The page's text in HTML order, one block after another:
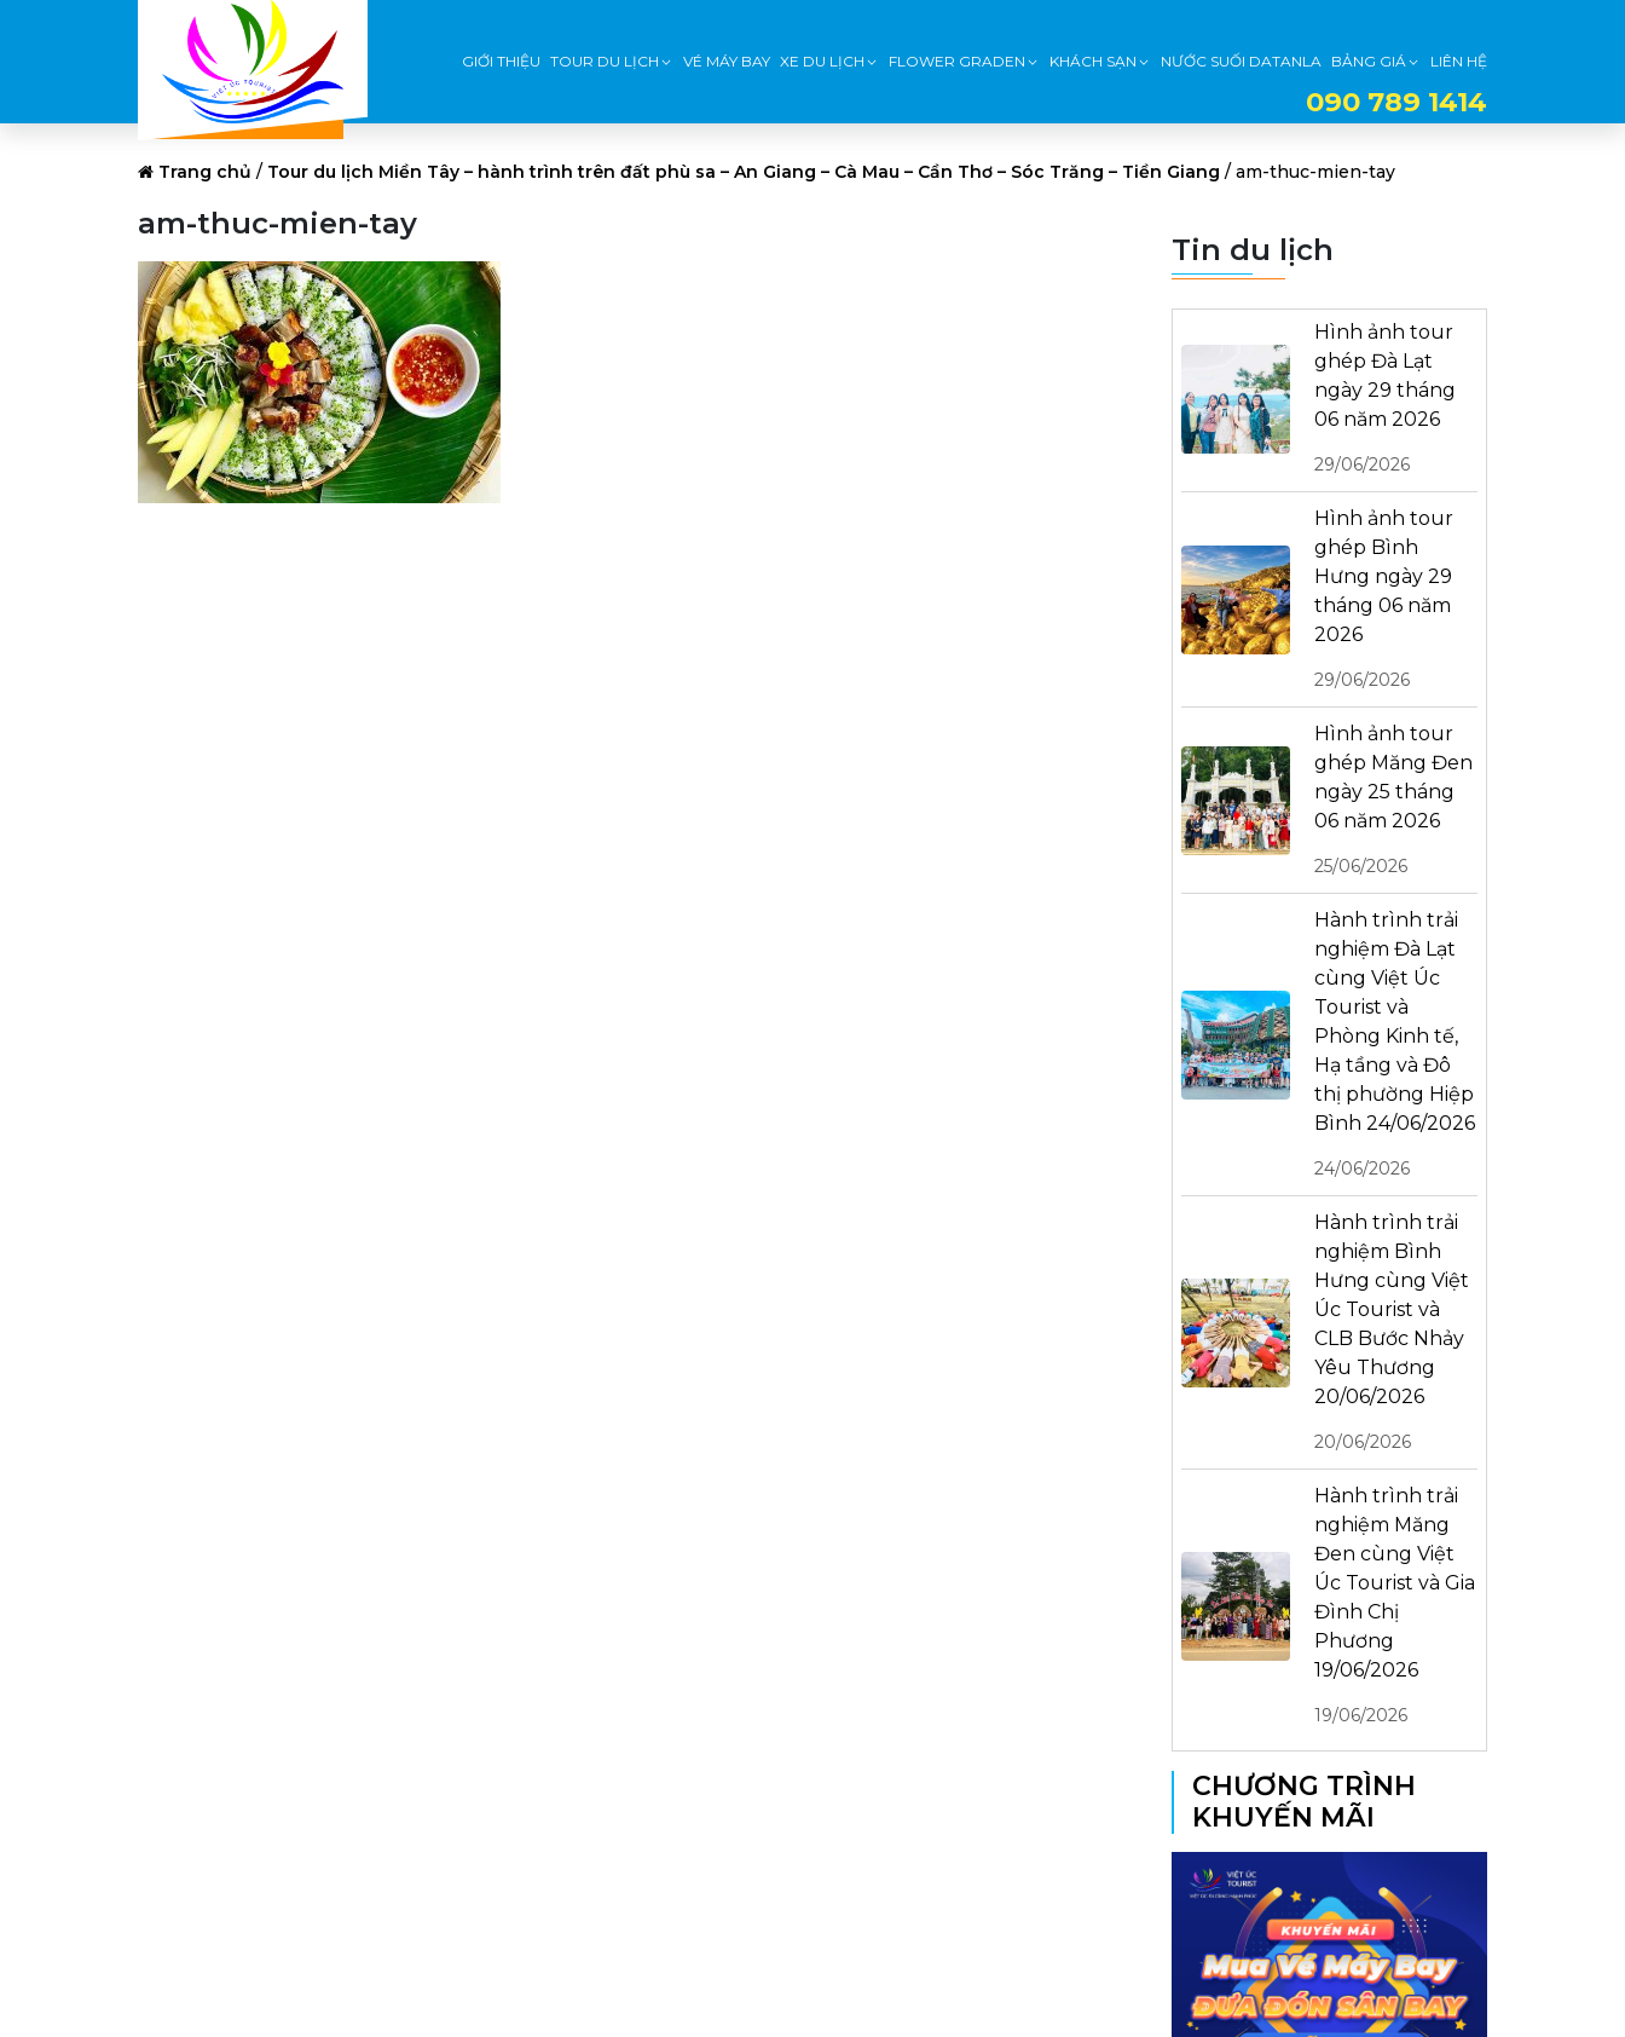
GIỚI THIỆU TOUR DU LỊCH VÉ MÁY BAY XE DU LỊCH FLOWER GRADEN KHÁCH SẠN NƯỚC SUỐI DATANLA BẢNG GIÁ LIÊN HỆ
090 789 1414
Trang chủ / Tour du lịch Miền Tây – hành trình trên đất phù sa – An Giang – Cà Mau – Cần Thơ – Sóc Trăng – Tiền Giang / am-thuc-mien-tay
am-thuc-mien-tay
Tin du lịch
Hình ảnh tour
ghép Đà Lạt
ngày 29 tháng
06 năm 2026
29/06/2026
Hình ảnh tour
ghép Bình
Hưng ngày 29
tháng 06 năm
2026
29/06/2026
Hình ảnh tour
ghép Măng Đen
ngày 25 tháng
06 năm 2026
25/06/2026
Hành trình trải
nghiệm Đà Lạt
cùng Việt Úc
Tourist và
Phòng Kinh tế,
Hạ tầng và Đô
thị phường Hiệp
Bình 24/06/2026
24/06/2026
Hành trình trải
nghiệm Bình
Hưng cùng Việt
Úc Tourist và
CLB Bước Nhảy
Yêu Thương
20/06/2026
20/06/2026
Hành trình trải
nghiệm Măng
Đen cùng Việt
Úc Tourist và Gia
Đình Chị
Phương
19/06/2026
19/06/2026
CHƯƠNG TRÌNH
KHUYẾN MÃI